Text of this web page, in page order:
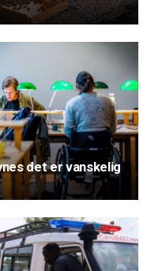
det er vanskelig